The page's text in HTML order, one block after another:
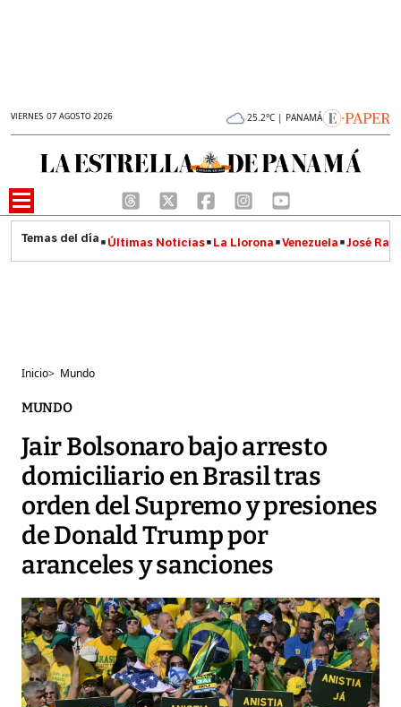
VIERNES 07 AGOSTO 2026 25.2°C | PANAMÁ
Últimas Noticias La Llorona Venezuela José
Inicio> Mundo
MUNDO
Jair Bolsonaro bajo arresto
domiciliario en Brasil tras
orden del Supremo y presiones
de Donald Trump por
aranceles y sanciones